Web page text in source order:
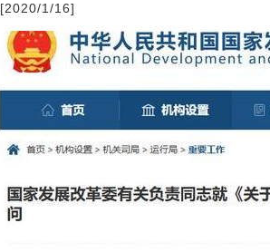
[2020/1/16]